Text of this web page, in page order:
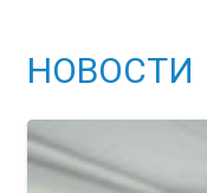
НОВОСТИ